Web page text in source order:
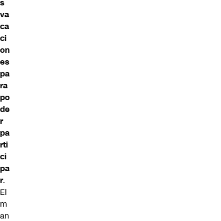
s
va
ca
ci
on
es
pa
ra
po
de
r
pa
rti
ci
pa
r.
El
m
an